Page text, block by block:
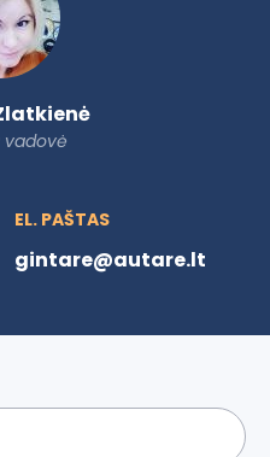
vadovė
EL. PAŠTAS
gintare@autare.lt